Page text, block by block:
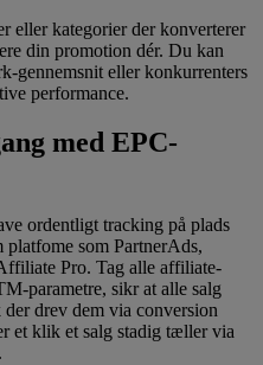
eller kategorier der konverterer
din promotion dér. Du kan
gennemsnit eller konkurrenters
performance.
med EPC-
ordentligt tracking på plads
som PartnerAds,
Pro. Tag alle affiliate-
parametre, sikr at alle salg
drev dem via conversion
et klik et salg stadig tæller via